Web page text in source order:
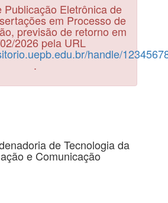
Publicação Eletrônica de
em Processo de
previsão de retorno em
2026 pela URL
handle/
.
de Tecnologia da
e Comunicação